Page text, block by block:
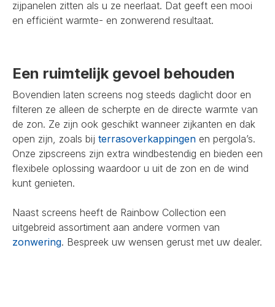
zijpanelen zitten als u ze neerlaat. Dat geeft een mooi
en efficiënt warmte- en zonwerend resultaat.
Een ruimtelijk gevoel behouden
Bovendien laten screens nog steeds daglicht door en
filteren ze alleen de scherpte en de directe warmte van
de zon. Ze zijn ook geschikt wanneer zijkanten en dak
open zijn, zoals bij terrasoverkappingen en pergola’s.
Onze zipscreens zijn extra windbestendig en bieden een
flexibele oplossing waardoor u uit de zon en de wind
kunt genieten.
Naast screens heeft de Rainbow Collection een
uitgebreid assortiment aan andere vormen van
zonwering. Bespreek uw wensen gerust met uw dealer.